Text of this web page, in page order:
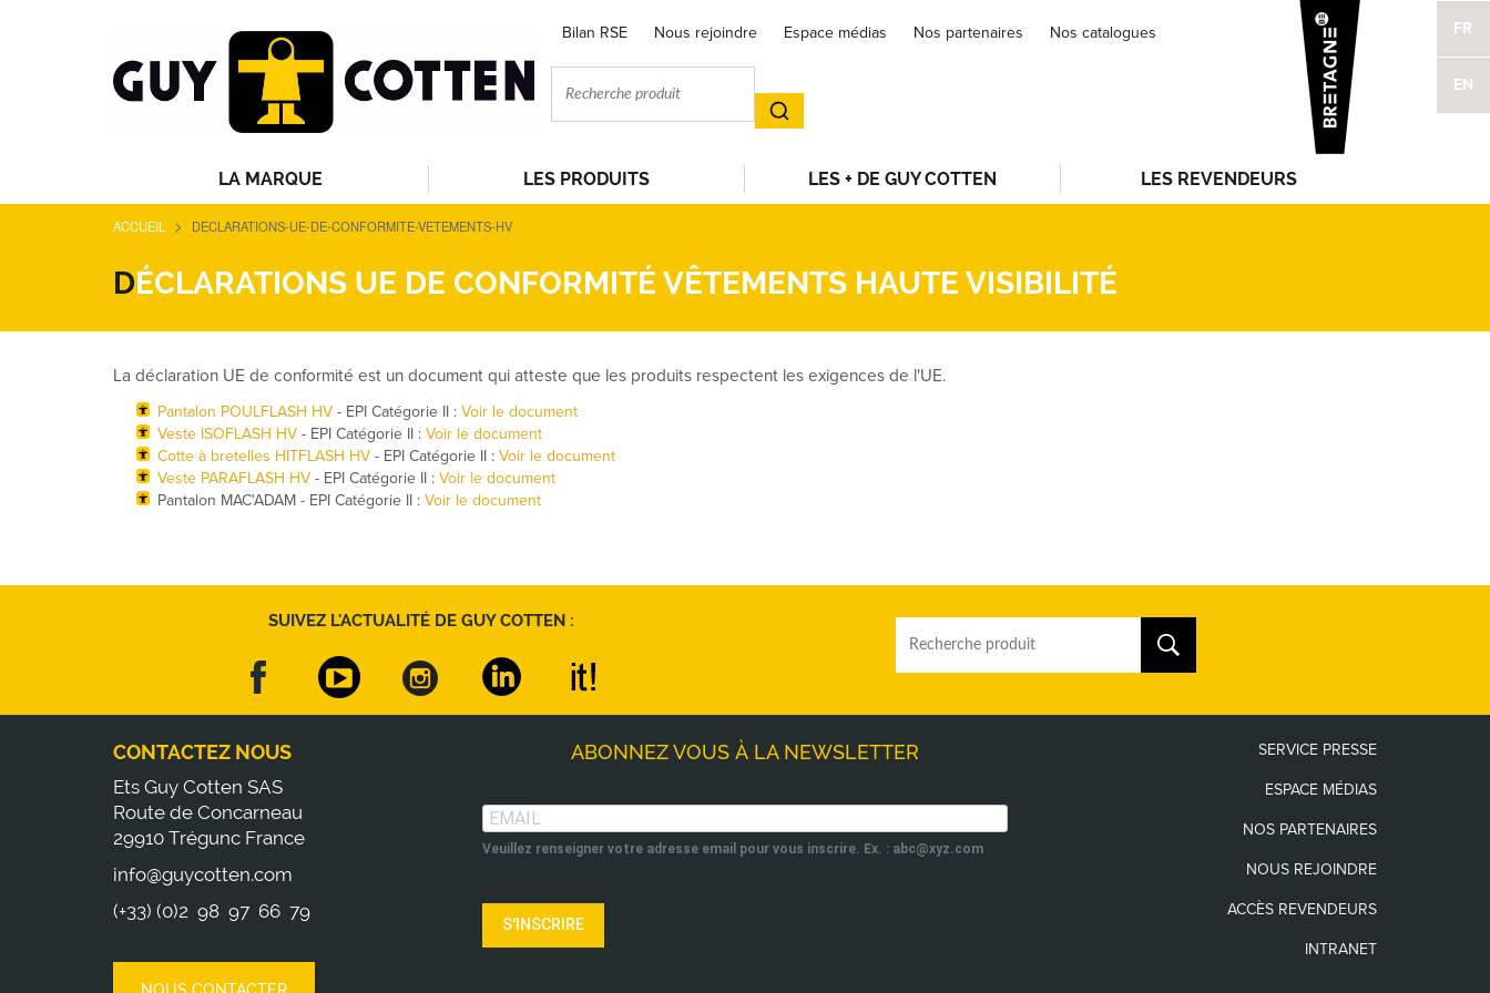
FR
EN
Bilan RSE Nous rejoindre Espace médias Nos partenaires Nos catalogues
LA MARQUE LES PRODUITS LES + DE GUY COTTEN LES REVENDEURS
ACCUEIL > DECLARATIONS-UE-DE-CONFORMITE-VETEMENTS-HV
DÉCLARATIONS UE DE CONFORMITÉ VÊTEMENTS HAUTE VISIBILITÉ
La déclaration UE de conformité est un document qui atteste que les produits respectent les exigences de l'UE.
Pantalon POULFLASH HV - EPI Catégorie II : Voir le document
Veste ISOFLASH HV - EPI Catégorie II : Voir le document
Cotte à bretelles HITFLASH HV - EPI Catégorie II : Voir le document
Veste PARAFLASH HV - EPI Catégorie II : Voir le document
Pantalon MAC'ADAM - EPI Catégorie II : Voir le document
SUIVEZ L'ACTUALITÉ DE GUY COTTEN :
CONTACTEZ NOUS
Ets Guy Cotten SAS
Route de Concarneau
29910 Trégunc France
info@guycotten.com
(+33) (0)2 98 97 66 79
NOUS CONTACTER
ABONNEZ VOUS À LA NEWSLETTER
Veuillez renseigner votre adresse email pour vous inscrire. Ex. : abc@xyz.com
S'INSCRIRE
SERVICE PRESSE
ESPACE MÉDIAS
NOS PARTENAIRES
NOUS REJOINDRE
ACCÈS REVENDEURS
INTRANET